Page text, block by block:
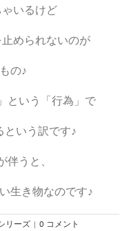
いるけど
められないのが
の♪
という「行為」で
という訳です♪
伴うと、
生き物なのです♪
リーズ | 0 コメント